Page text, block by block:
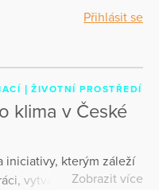
Přihlásit se
ŽIVOTNÍ PROSTŘEDÍ
klima v České
iniciativy, kterým záleží
vytváříme prostor pro
Zobrazit více